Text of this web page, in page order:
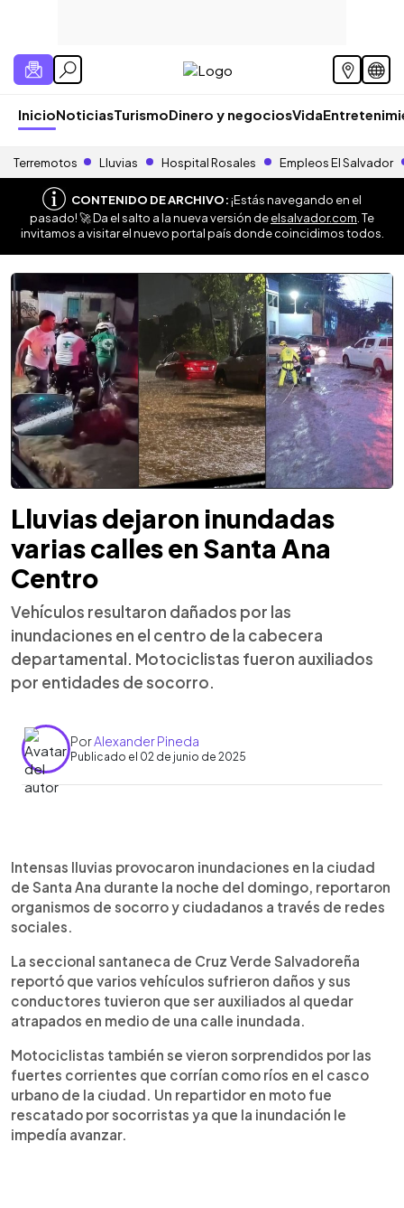
InicioNoticiasTurismoDinero y negociosVida
Terremotos Lluvias Hospital Rosales Empleos El Salvador
CONTENIDO DE ARCHIVO:¡Estás navegando en el
pasado! 🚀 Da el salto a la nueva versión deelsalvador.com . Te
invitamos a visitar el nuevo portal país donde coincidimos todos.
Lluvias dejaron inundadas
varias calles en Santa Ana
Centro
Vehículos resultaron dañados por las
inundaciones en el centro de la cabecera
departamental. Motociclistas fueron auxiliados
por entidades de socorro.
PorAlexander Pineda
Publicado el 02 de junio de 2025
Escuchar artículo
Intensas lluvias provocaron inundaciones en la ciudad
de Santa Ana durante la noche del domingo, reportaron
organismos de socorro y ciudadanos a través de redes
sociales.
La seccional santaneca de Cruz Verde Salvadoreña
reportó que varios vehículos sufrieron daños y sus
conductores tuvieron que ser auxiliados al quedar
atrapados en medio de una calle inundada.
Motociclistas también se vieron sorprendidos por las
fuertes corrientes que corrían como ríos en el casco
urbano de la ciudad. Un repartidor en moto fue
rescatado por socorristas ya que la inundación le
impedía avanzar.